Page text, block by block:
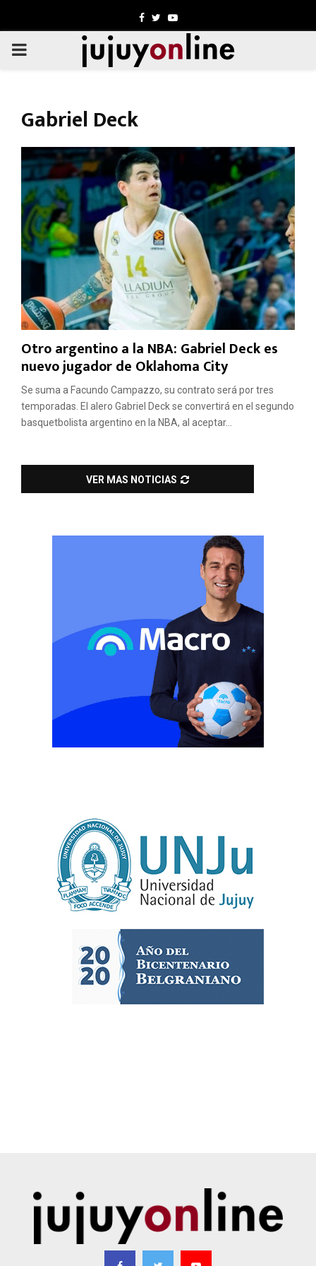
Facebook
TwitterYoutube
PRIMARY
Gabriel Deck
Otro argentino a la NBA: Gabriel Deck es
nuevo jugador de Oklahoma City
Se suma a Facundo Campazzo, su contrato será por tres
temporadas. El alero Gabriel Deck se convertirá en el segundo
basquetbolista argentino en la NBA, al aceptar...
VER MAS NOTICIAS